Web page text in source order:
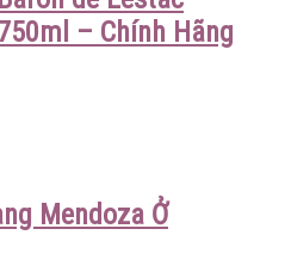
– Chính Hãng
Mendoza Ở